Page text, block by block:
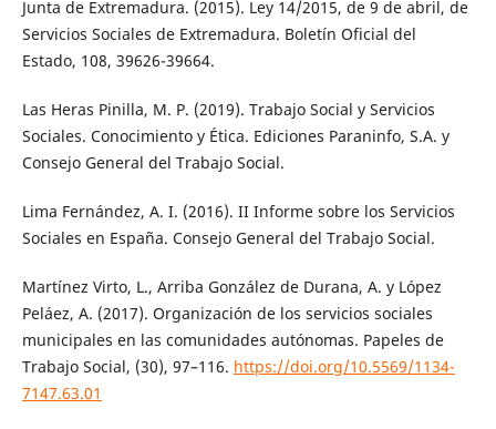
Junta de Extremadura. (2015). Ley 14/2015, de 9 de abril, de
Servicios Sociales de Extremadura. Boletín Oficial del
Estado, 108, 39626-39664.
Las Heras Pinilla, M. P. (2019). Trabajo Social y Servicios
Sociales. Conocimiento y Ética. Ediciones Paraninfo, S.A. y
Consejo General del Trabajo Social.
Lima Fernández, A. I. (2016). II Informe sobre los Servicios
Sociales en España. Consejo General del Trabajo Social.
Martínez Virto, L., Arriba González de Durana, A. y López
Peláez, A. (2017). Organización de los servicios sociales
municipales en las comunidades autónomas. Papeles de
Trabajo Social, (30), 97–116. https://doi.org/10.5569/1134-
7147.63.01